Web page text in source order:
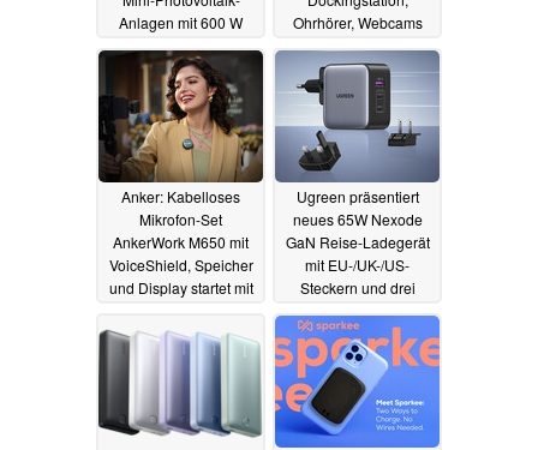
Anlagen mit 600 W
Wechselrichter
20.02.2023
Ohrhörer, Webcams
und mehr reduziert
17.02.2023
Anker: Kabelloses
Mikrofon-Set
AnkerWork M650 mit
VoiceShield, Speicher
und Display startet mit
16.02.2023
Ugreen präsentiert
neues 65W Nexode
GaN Reise-Ladegerät
mit EU-/UK-/US-
Steckern und drei
USB-Ports11.02.2023